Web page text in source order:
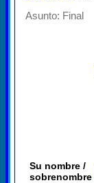
Asunto: Final
Su nombre /
sobrenombre